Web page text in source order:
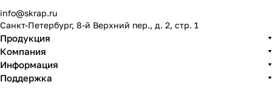
info@skrap.ru
Санкт-Петербург, 8-й Верхний пер., д. 2, стр. 1
Продукция
Компания
Информация
Поддержка